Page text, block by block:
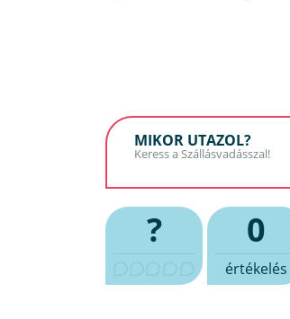
MIKOR UTAZOL?
? 0
értékelés